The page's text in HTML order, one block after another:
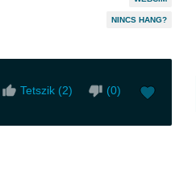
NINCS HANG?
Tetszik (2) (0)